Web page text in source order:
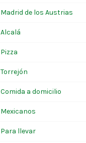
Madrid de los Austrias
Alcalá
Pizza
Torrejón
Comida a domicilio
Mexicanos
Para llevar